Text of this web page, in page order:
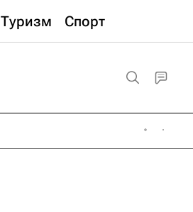
Туризм Спорт